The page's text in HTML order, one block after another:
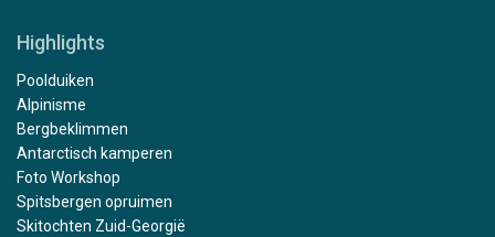
Highlights
Poolduiken
Alpinisme
Bergbeklimmen
Antarctisch kamperen
Foto Workshop
Spitsbergen opruimen
Skitochten Zuid-Georgië